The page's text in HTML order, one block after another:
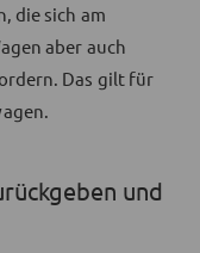
die sich am
aber auch
Das gilt für
und